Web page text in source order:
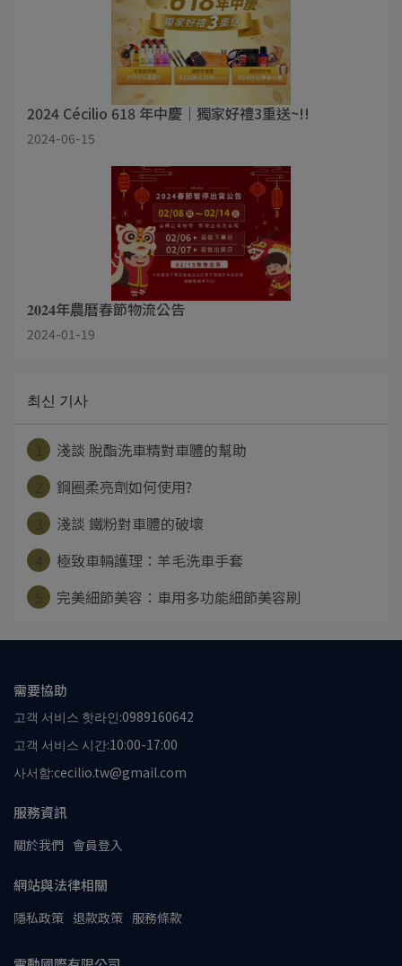
2024 Cécilio 618 年中慶｜獨家好禮3重送~!!
2024-06-15
𝟐𝟎𝟐𝟒年農曆春節物流公告
2024-01-19
최신 기사
淺談 脫酯洗車精對車體的幫助
鋼圈柔亮劑如何使用?
淺談 鐵粉對車體的破壞
極致車輛護理：羊毛洗車手套
完美細節美容：車用多功能細節美容刷
需要協助
고객 서비스 핫라인:0989160642
고객 서비스 시간:10:00-17:00
사서함:cecilio.tw@gmail.com
服務資訊
關於我們 會員登入
網站與法律相關
隱私政策 退款政策 服務條款